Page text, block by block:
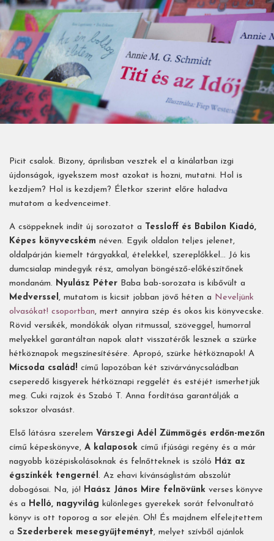
Picit csalok. Bizony, áprilisban vesztek el a kínálatban izgi
újdonságok, igyekszem most azokat is hozni, mutatni. Hol is
kezdjem? Hol is kezdjem? Életkor szerint előre haladva
mutatom a kedvenceimet.
A csöppeknek indít új sorozatot a
Tessloff és Babilon Kiadó,
Képes könyvecském néven. Egyik oldalon teljes jelenet,
oldalpárján kiemelt tárgyakkal, ételekkel, szereplőkkel... Jó kis
dumcsialap mindegyik rész, amolyan böngésző-előkészítőnek
mondanám. Nyulász Péter Baba bab-sorozata is kibővült a
Medverssel, mutatom is kicsit jobban jövő héten a Neveljünk
olvasókat! csoportban, mert annyira szép és okos kis könyvecske.
Rövid versikék, mondókák olyan ritmussal, szöveggel, humorral
melyekkel garantáltan napok alatt visszatérők lesznek a szürke
hétköznapok megszínesítésére. Apropó, szürke hétköznapok! A
Micsoda család! című lapozóban két szivárványcsaládban
cseperedő kisgyerek hétköznapi reggelét és estéjét ismerhetjük
meg. Cuki rajzok és Szabó T. Anna fordítása garantálják a
sokszor olvasást.
Első látásra szerelem Várszegi Adél Zümmögés erdőn-mezőn
című képeskönyve, A kalaposok című ifjúsági regény és a már
nagyobb középiskolásoknak és felnőtteknek is szóló Ház az
égszínkék tengernél. Az ehavi kívánságlistám abszolút
dobogósai. Na, jó! Haász János Mire felnövünk verses könyve
és a Helló, nagyvilág különleges gyerekek sorát felvonultató
könyv is ott toporog a sor elején. Oh! És majdnem elfelejtettem
a Szederberek mesegyűjteményt, melyet szívből ajánlok